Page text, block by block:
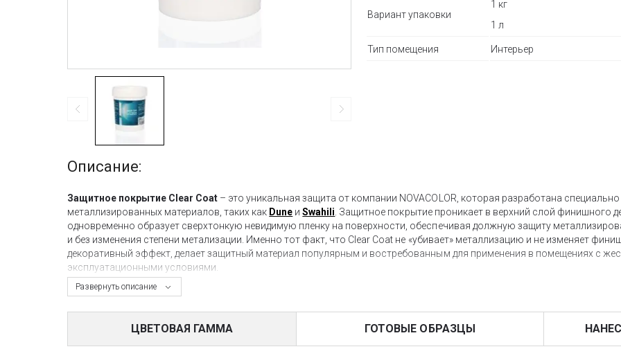
Вариант упаковки
1 кг
1 л
Тип помещения Интерьер
Развернуть описание
Описание:
Защитное покрытие Clear Coat – это уникальная защита от компании NOVACOLOR, которая разработана специально
металлизированных материалов, таких как Dune иSwahili . Защитное покрытие проникает в верхний слой финишного
одновременно образует сверхтонкую невидимую пленку на поверхности, обеспечивая должную защиту
и без изменения степени метализации. Именно тот факт, что Clear Coat не «убивает» металлизацию и не изменяет
декоративный эффект, делает защитный материал популярным и востребованным для применения в помещениях с
эксплуатационными условиями.
Защита Clear Coatнаносится валиком всего в один слой и этого более чем достаточно для обеспечения должной
Купить защитный материал Clear Coat
Вы можете в нашем интернет-магазине всего в несколько кликов, оформив
ЦВЕТОВАЯ ГАММА ГОТОВЫЕ ОБРАЗЦЫ